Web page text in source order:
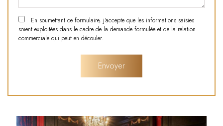
En soumettant ce formulaire, j'accepte que les informations saisies
soient exploitées dans le cadre de la demande formulée et de la relation
commerciale qui peut en découler.